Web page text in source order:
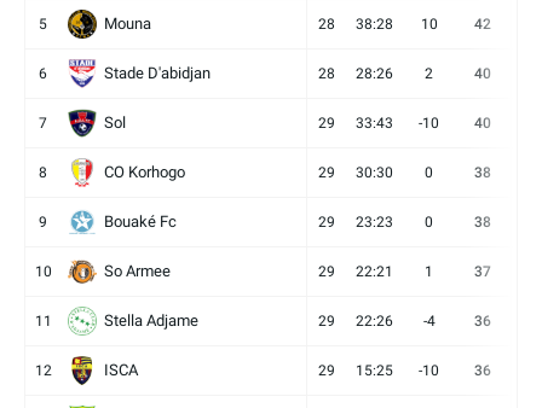
5 Mouna 28 38:28 10 42
6 Stade D'abidjan 28 28:26 2 40
7 Sol 29 33:43 -10 40
8 CO Korhogo 29 30:30 0 38
9 Bouaké Fc 29 23:23 0 38
10 So Armee 29 22:21 1 37
11 Stella Adjame 29 22:26 -4 36
12 ISCA 29 15:25 -10 36